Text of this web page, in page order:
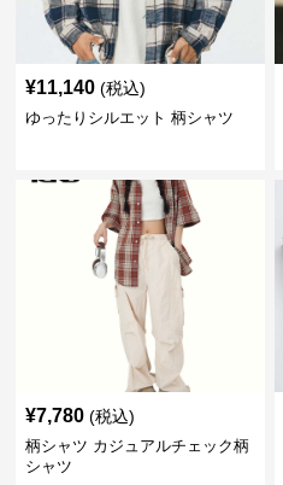
¥11,140 (税込)
ゆったりシルエット 柄シャツ
¥7,780 (税込)
柄シャツ カジュアルチェック柄
シャツ